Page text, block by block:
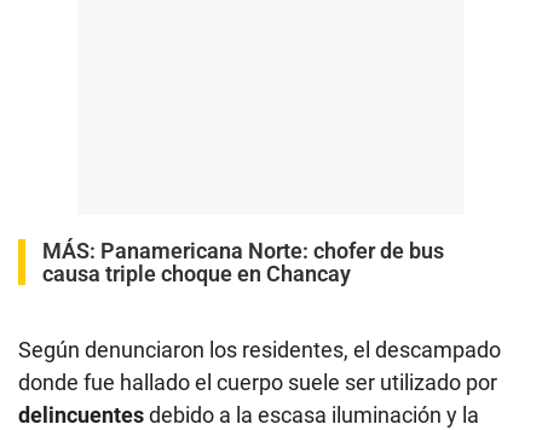
MÁS: Panamericana Norte: chofer de bus
causa triple choque en Chancay
Según denunciaron los residentes, el descampado
donde fue hallado el cuerpo suele ser utilizado por
delincuentesdebido a la escasa iluminación y la